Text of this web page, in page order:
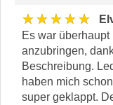
★★★★★
Es war
anzubringen,
Beschreibung.
haben mich
super geklappt.